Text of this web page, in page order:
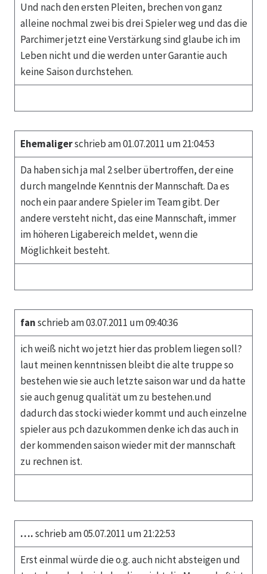
Und nach den ersten Pleiten, brechen von ganz
alleine nochmal zwei bis drei Spieler weg und das die
Parchimer jetzt eine Verstärkung sind glaube ich im
Leben nicht und die werden unter Garantie auch
keine Saison durchstehen.
Ehemaligerschrieb am 01.07.2011 um 21:04:53
Da haben sich ja mal 2 selber übertroffen, der eine
durch mangelnde Kenntnis der Mannschaft. Da es
noch ein paar andere Spieler im Team gibt. Der
andere versteht nicht, das eine Mannschaft, immer
im höheren Ligabereich meldet, wenn die
Möglichkeit besteht.
fanschrieb am 03.07.2011 um 09:40:36
ich weiß nicht wo jetzt hier das problem liegen soll?
laut meinen kenntnissen bleibt die alte truppe so
bestehen wie sie auch letzte saison war und da hatte
sie auch genug qualität um zu bestehen.und
dadurch das stocki wieder kommt und auch einzelne
spieler aus pch dazukommen denke ich das auch in
der kommenden saison wieder mit der mannschaft
zu rechnen ist.
….schrieb am 05.07.2011 um 21:22:53
Erst einmal würde die o.g. auch nicht absteigen und